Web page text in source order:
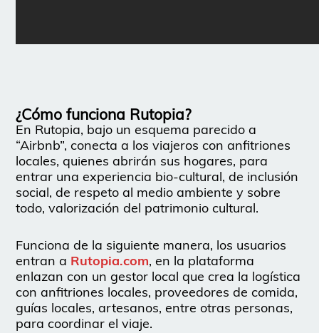
¿Cómo funciona Rutopia?
En Rutopia, bajo un esquema parecido a
“Airbnb”, conecta a los viajeros con anfitriones
locales, quienes abrirán sus hogares, para
entrar una experiencia bio-cultural, de inclusión
social, de respeto al medio ambiente y sobre
todo, valorización del patrimonio cultural.
Funciona de la siguiente manera, los usuarios
entran a Rutopia.com, en la plataforma
enlazan con un gestor local que crea la logística
con anfitriones locales, proveedores de comida,
guías locales, artesanos, entre otras personas,
para coordinar el viaje.